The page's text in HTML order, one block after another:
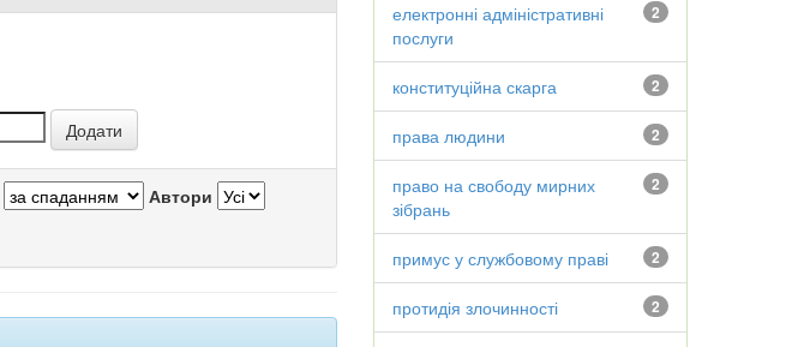
Автори
2
електронні адміністративні
послуги
2
конституційна скарга
2
права людини
2
право на свободу мирних
зібрань
2
примус у службовому праві
2
протидія злочинності